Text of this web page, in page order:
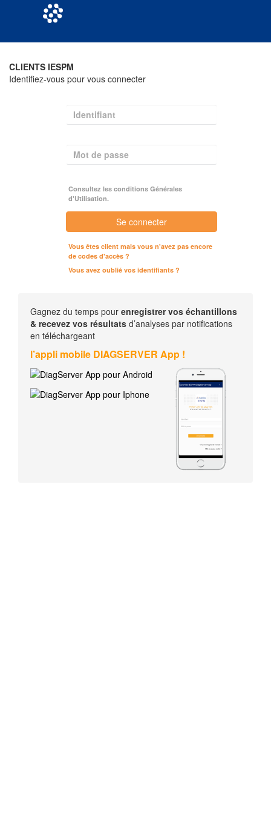
CLIENTS IESPM
Identifiez-vous pour vous connecter
Identifiant
Mot de passe
Consultez les conditions Générales
d'Utilisation.
Se connecter
Vous êtes client mais vous n'avez pas encore
de codes d'accès ?
Vous avez oublié vos identifiants ?
Gagnez du temps pour enregistrer vos échantillons
& recevez vos résultats d’analyses par notifications
en téléchargeant
l’appli mobile DIAGSERVER App !